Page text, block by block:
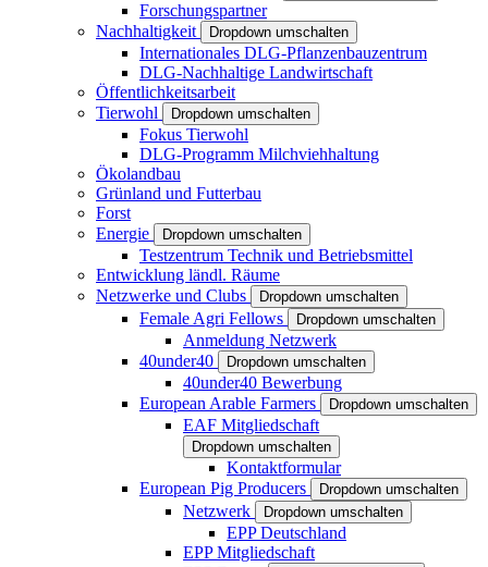
Forschungspartner
Nachhaltigkeit
Dropdown umschalten
Internationales DLG-Pflanzenbauzentrum
DLG-Nachhaltige Landwirtschaft
Öffentlichkeitsarbeit
Tierwohl
Dropdown umschalten
Fokus Tierwohl
DLG-Programm Milchviehhaltung
Ökolandbau
Grünland und Futterbau
Forst
Energie
Dropdown umschalten
Testzentrum Technik und Betriebsmittel
Entwicklung ländl. Räume
Netzwerke und Clubs
Dropdown umschalten
Female Agri Fellows Dropdown umschalten
Anmeldung Netzwerk
40under40
Dropdown umschalten
40under40 Bewerbung
European Arable Farmers
Dropdown umschalten
EAF Mitgliedschaft
Dropdown umschalten
Kontaktformular
European Pig Producers
Dropdown umschalten
Netzwerk Dropdown umschalten
EPP Deutschland
EPP Mitgliedschaft